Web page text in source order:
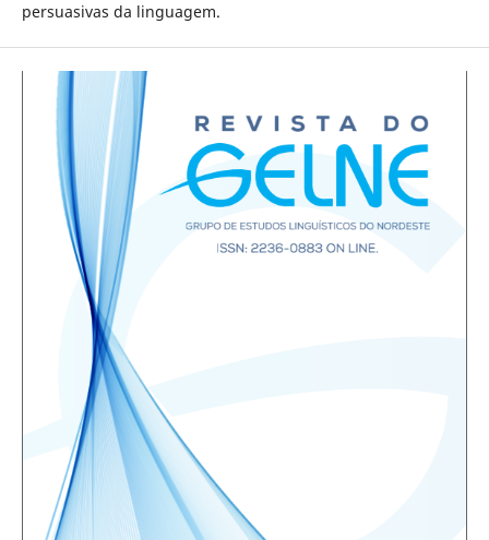
persuasivas da linguagem.